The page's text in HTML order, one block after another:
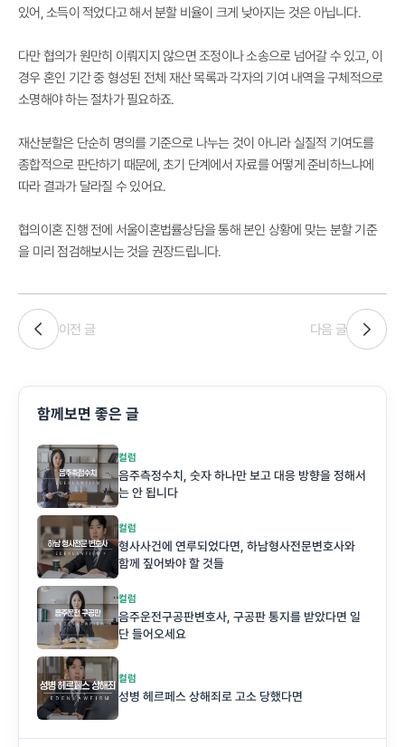
있어, 소득이 적었다고 해서 분할 비율이 크게 낮아지는 것은 아닙니다.
다만 협의가 원만히 이뤄지지 않으면 조정이나 소송으로 넘어갈 수 있고, 이
경우 혼인 기간 중 형성된 전체 재산 목록과 각자의 기여 내역을 구체적으로
소명해야 하는 절차가 필요하죠.
재산분할은 단순히 명의를 기준으로 나누는 것이 아니라 실질적 기여도를
종합적으로 판단하기 때문에, 초기 단계에서 자료를 어떻게 준비하느냐에
따라 결과가 달라질 수 있어요.
협의이혼 진행 전에 서울이혼법률상담을 통해 본인 상황에 맞는 분할 기준
을 미리 점검해보시는 것을 권장드립니다.
이전 글 다음 글
함께보면 좋은 글
컬럼
음주측정수치, 숫자 하나만 보고 대응 방향을 정해서
는 안 됩니다
컬럼
형사사건에 연루되었다면, 하남형사전문변호사와
함께 짚어봐야 할 것들
컬럼
음주운전구공판변호사, 구공판 통지를 받았다면 일
단 들어오세요
컬럼
성병 헤르페스 상해죄로 고소 당했다면